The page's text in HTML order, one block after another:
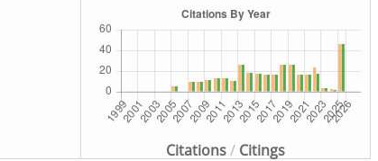
Citations/ Citings